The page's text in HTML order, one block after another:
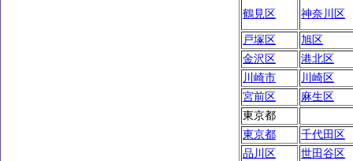
鶴見区 神奈川区
戸塚区
旭区
金沢区
港北区
川崎市
川崎区
宮前区
麻生区
東京都
東京都
千代田区
品川区
世田谷区